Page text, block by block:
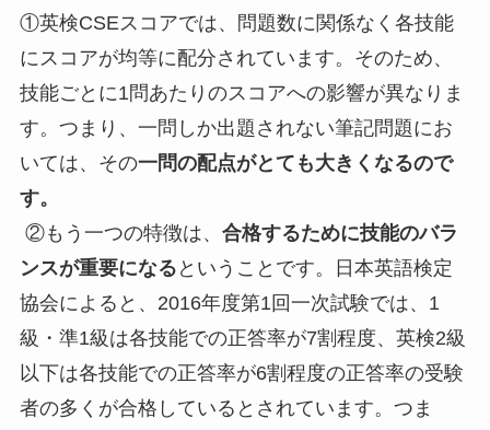
①英検CSEスコアでは、問題数に関係なく各技能
にスコアが均等に配分されています。そのため、
技能ごとに1問あたりのスコアへの影響が異なりま
す。つまり、一問しか出題されない筆記問題にお
いては、その一問の配点がとても大きくなるので
す。
②もう一つの特徴は、 合格するために技能のバラ
ンスが重要になる ということです。日本英語検定
協会によると、2016年度第1回一次試験では、1
級・準1級は各技能での正答率が7割程度、英検2級
以下は各技能での正答率が6割程度の正答率の受験
者の多くが合格しているとされています。つま